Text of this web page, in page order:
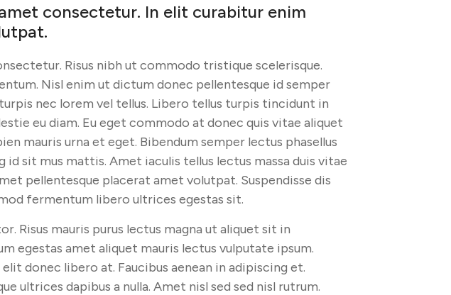
consectetur. In elit curabitur enim
Risus nibh ut commodo tristique scelerisque.
Nisl enim ut dictum donec pellentesque id semper
nec lorem vel tellus. Libero tellus turpis tincidunt in
eu diam. Eu eget commodo at donec quis vitae aliquet
mauris urna et eget. Bibendum semper lectus phasellus
sit mus mattis. Amet iaculis tellus lectus massa duis vitae
pellentesque placerat amet volutpat. Suspendisse dis
fermentum libero ultrices egestas sit.
Risus mauris purus lectus magna ut aliquet sit in
egestas amet aliquet mauris lectus vulputate ipsum.
donec libero at. Faucibus aenean in adipiscing et.
ultrices dapibus a nulla. Amet nisl sed sed nisl rutrum.